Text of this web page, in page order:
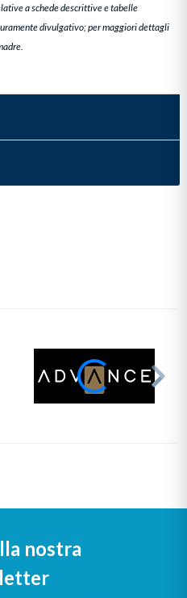
a schede descrittive e tabelle
divulgativo; per maggiori dettagli
nostra